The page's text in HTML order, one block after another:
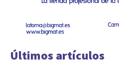
Últimos artículos